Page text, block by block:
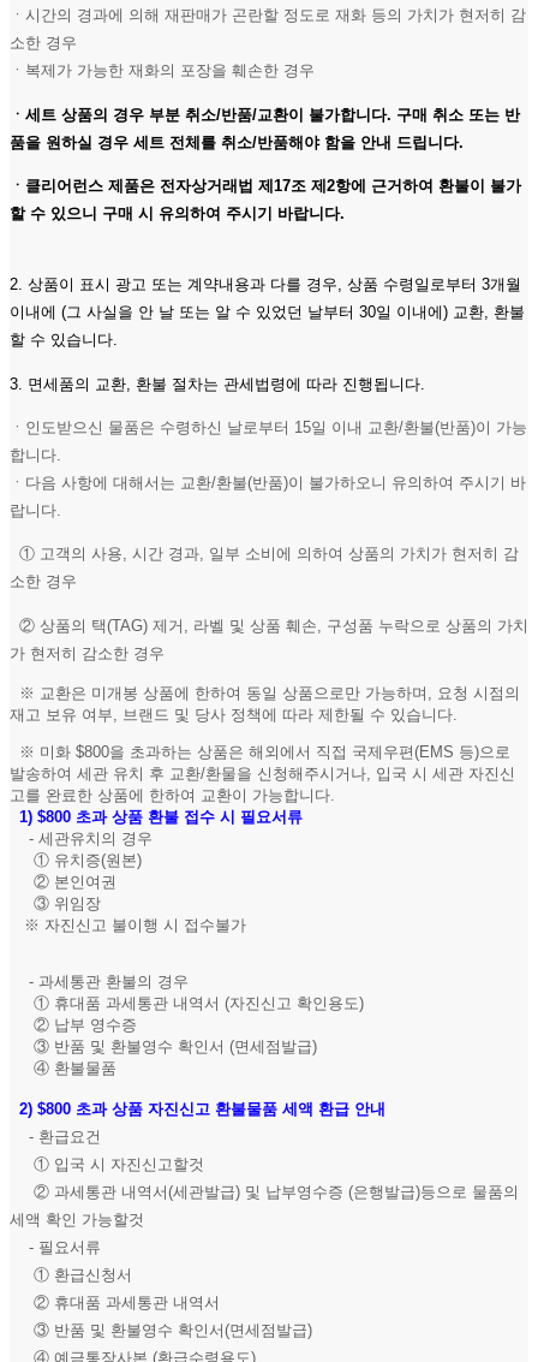
ㆍ시간의 경과에 의해 재판매가 곤란할 정도로 재화 등의 가치가 현저히 감
소한 경우
ㆍ복제가 가능한 재화의 포장을 훼손한 경우
ㆍ세트 상품의 경우 부분 취소/반품/교환이 불가합니다. 구매 취소 또는 반
품을 원하실 경우 세트 전체를 취소/반품해야 함을 안내 드립니다.
ㆍ클리어런스 제품은 전자상거래법 제17조 제2항에 근거하여 환불이 불가
할 수 있으니 구매 시 유의하여 주시기 바랍니다.
2. 상품이 표시 광고 또는 계약내용과 다를 경우, 상품 수령일로부터 3개월
이내에 (그 사실을 안 날 또는 알 수 있었던 날부터 30일 이내에) 교환, 환불
할 수 있습니다.
3. 면세품의 교환, 환불 절차는 관세법령에 따라 진행됩니다.
ㆍ인도받으신 물품은 수령하신 날로부터 15일 이내 교환/환불(반품)이 가능
합니다.
ㆍ다음 사항에 대해서는 교환/환불(반품)이 불가하오니 유의하여 주시기 바
랍니다.
① 고객의 사용, 시간 경과, 일부 소비에 의하여 상품의 가치가 현저히 감
소한 경우
② 상품의 택(TAG) 제거, 라벨 및 상품 훼손, 구성품 누락으로 상품의 가치
가 현저히 감소한 경우
※ 교환은 미개봉 상품에 한하여 동일 상품으로만 가능하며, 요청 시점의
재고 보유 여부, 브랜드 및 당사 정책에 따라 제한될 수 있습니다.
※ 미화 $800을 초과하는 상품은 해외에서 직접 국제우편(EMS 등)으로
발송하여 세관 유치 후 교환/환물을 신청해주시거나, 입국 시 세관 자진신
고를 완료한 상품에 한하여 교환이 가능합니다.
1) $800 초과 상품 환불 접수 시 필요서류
- 세관유치의 경우
① 유치증(원본)
② 본인여권
③ 위임장
※ 자진신고 불이행 시 접수불가
- 과세통관 환불의 경우
① 휴대품 과세통관 내역서 (자진신고 확인용도)
② 납부 영수증
③ 반품 및 환불영수 확인서 (면세점발급)
④ 환불물품
2) $800 초과 상품 자진신고 환불물품 세액 환급 안내
- 환급요건
① 입국 시 자진신고할것
② 과세통관 내역서(세관발급) 및 납부영수증 (은행발급)등으로 물품의
세액 확인 가능할것
- 필요서류
① 환급신청서
② 휴대품 과세통관 내역서
③ 반품 및 환불영수 확인서(면세점발급)
④ 예금통장사본 (환급수령용도)